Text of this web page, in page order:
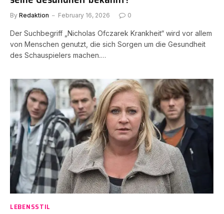
By Redaktion February 16, 2026 0
Der Suchbegriff „Nicholas Ofczarek Krankheit“ wird vor allem
von Menschen genutzt, die sich Sorgen um die Gesundheit
des Schauspielers machen.…
LEBENSSTIL